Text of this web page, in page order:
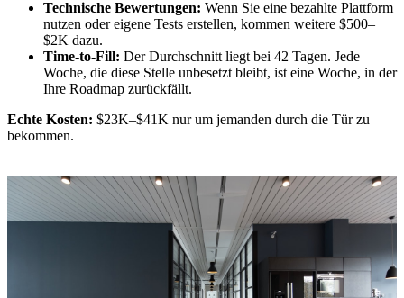
Technische Bewertungen: Wenn Sie eine bezahlte Plattform
nutzen oder eigene Tests erstellen, kommen weitere $500–
$2K dazu.
Time-to-Fill: Der Durchschnitt liegt bei 42 Tagen. Jede
Woche, die diese Stelle unbesetzt bleibt, ist eine Woche, in der
Ihre Roadmap zurückfällt.
Echte Kosten: $23K–$41K nur um jemanden durch die Tür zu
bekommen.